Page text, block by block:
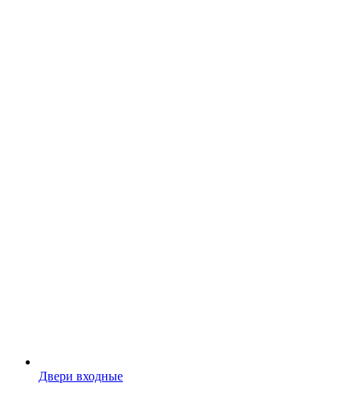
Двери входные